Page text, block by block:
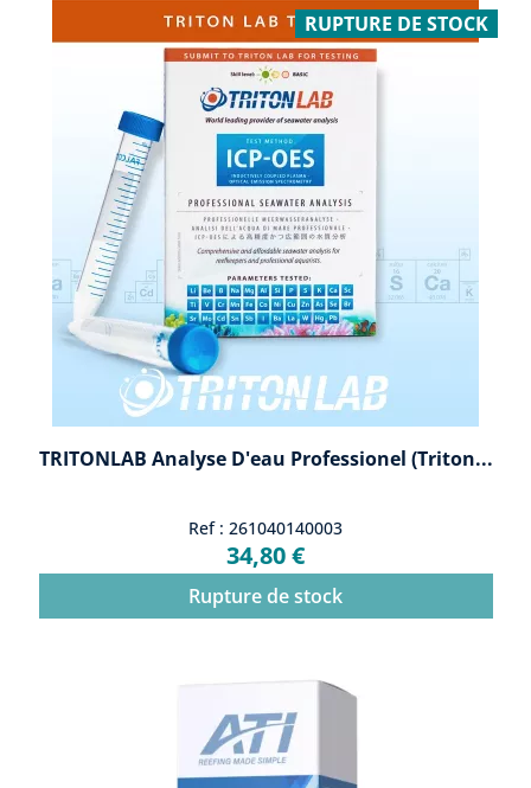
TRITONLAB Analyse D'eau Professionel (Triton...
Ref : 261040140003
34,80 €
Rupture de stock
RUPTURE DE STOCK